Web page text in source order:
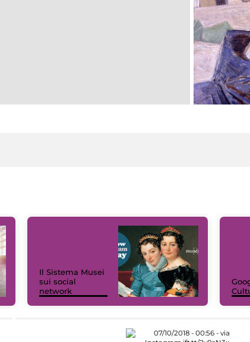
Il Sistema Musei
sui social
network